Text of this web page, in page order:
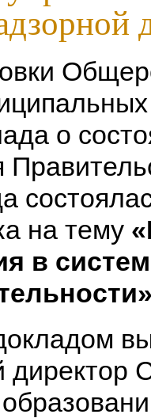
о
на тему
в
директор